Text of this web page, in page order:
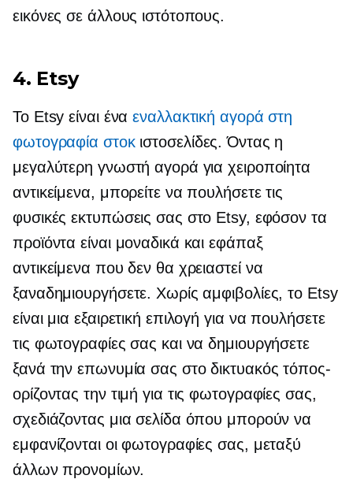
εικόνες σε άλλους ιστότοπους.
4. Etsy
Το Etsy είναι έναεναλλακτική αγορά στη
φωτογραφία στοκιστοσελίδες. Όντας η
μεγαλύτερη γνωστή αγορά για χειροποίητα
αντικείμενα, μπορείτε να πουλήσετε τις
φυσικές εκτυπώσεις σας στο Etsy, εφόσον τα
προϊόντα είναι μοναδικά καιεφάπαξ
αντικείμενα που δεν θα χρειαστεί να
ξαναδημιουργήσετε. Χωρίς αμφιβολίες, το Etsy
είναι μια εξαιρετική επιλογή για να πουλήσετε
τις φωτογραφίες σας και να δημιουργήσετε
ξανά την επωνυμία σας στοδικτυακός τόπος-
ορίζοντας την τιμή για τις φωτογραφίες σας,
σχεδιάζοντας μια σελίδα όπου μπορούν να
εμφανίζονται οι φωτογραφίες σας, μεταξύ
άλλων προνομίων.